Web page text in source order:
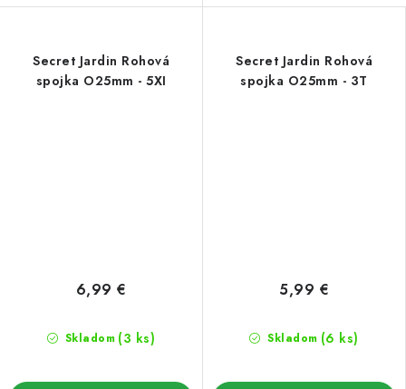
Secret Jardin Rohová
spojka O25mm - 5XI
Skladom (3 ks)
6,99 €
Secret Jardin Rohová
spojka O25mm - 3T
Skladom (6 ks)
5,99 €